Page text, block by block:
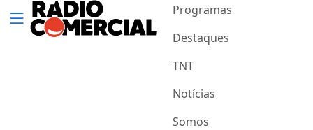
Programas
Destaques
TNT
Notícias
Somos